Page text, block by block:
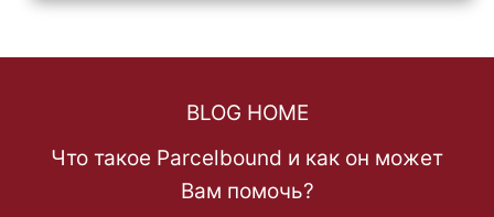
BLOG HOME
Что такое Parcelbound и как он может
Вам помочь?